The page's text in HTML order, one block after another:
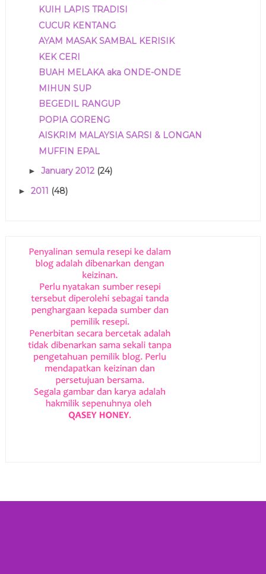
KUIH LAPIS TRADISI
CUCUR KENTANG
AYAM MASAK SAMBAL KERISIK
KEK CERI
BUAH MELAKA aka ONDE-ONDE
MIHUN SUP
BEGEDIL RANGUP
POPIA GORENG
AISKRIM MALAYSIA SARSI & LONGAN
MUFFIN EPAL
► January 2012 (24)
► 2011 (48)